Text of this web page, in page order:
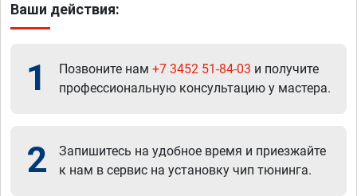
Ваши действия:
1 Позвоните нам +7 3452 51-84-03 и получите
профессиональную консультацию у мастера.
2
Запишитесь на удобное время и приезжайте
к нам в сервис на установку чип тюнинга.